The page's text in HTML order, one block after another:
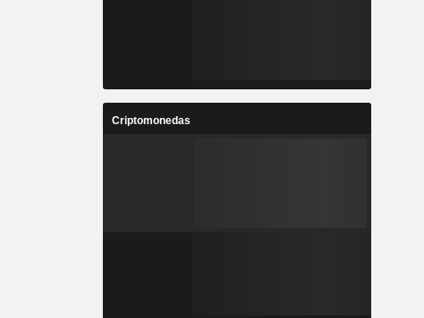
Criptomonedas